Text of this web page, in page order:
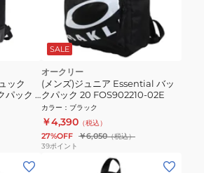
ック
ックス
SALE
オークリー
(メンズ)ジュニア Essential バッ
クパック 20 FOS902210-02E
カラー ： ブラック
￥4,390 （税込）
27%OFF ￥6,050（税込）
39ポイント